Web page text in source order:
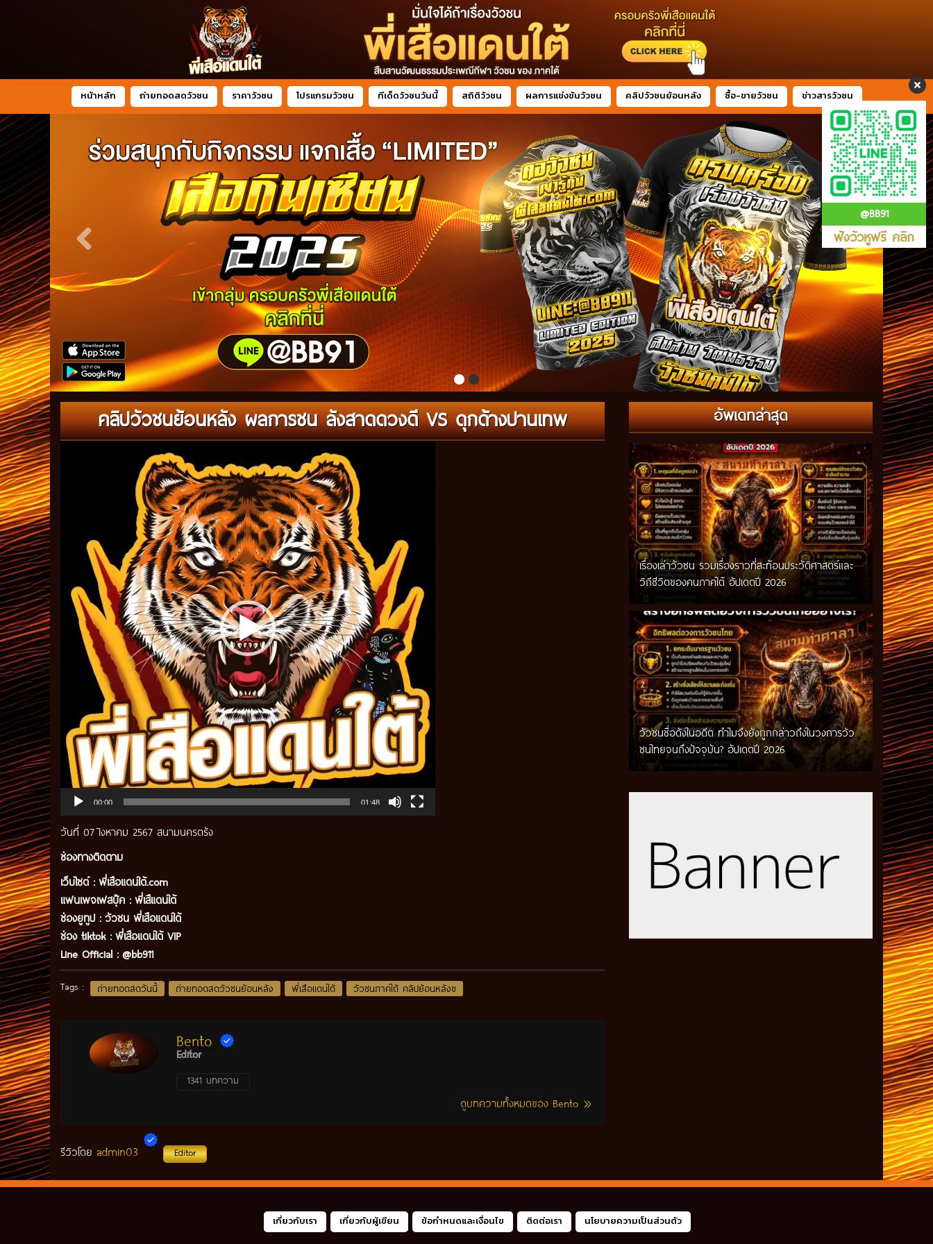
@BB91
ฟังวัวหูฟรี คลิก
หน้าหลัก ถ่ายทอดสดวัวชน ราคาวัวชน โปรแกรมวัวชน ทีเด็ดวัวชนวันนี้ สถิติวัวชน ผลการแข่งขันวัวชน คลิปวัวชนย้อนหลัง ซื้อ-ขายวัวชน ข่าวสารวัวชน
คลิปวัวชนย้อนหลัง ผลการชน ลังสาดดวงดี VS ดุกด้างปานเทพ
00:00 01:48
วันที่ 07 lิงหาคม 2567 สนามนครตรัง
ช่องทางติดตาม
เว็บไซต์ : พี่เสือแดนใต้.com
แฟนเพจเฟสบุ๊ค : พี่เสืแดนใต้
ช่องยูทูป : วัวชน พี่เสือแดนใต้
ช่อง tiktok : พี่เสือแดนใต้ VIP
Line Official : @bb911
Tags : ถ่ายทอดสดวันนี้ ถ่ายทอดสดวัวชนย้อนหลัง พี่เสือแดนใต้ วัวชนภาคใต้ คลิปย้อนหลังฃ
Bento
Editor
1341 บทความ
ดูบทความทั้งหมดของ Bento
รีวิวโดย admin03 Editor
อัพเดทล่าสุด
เรื่องเล่าวัวชน รวมเรื่องราวที่สะท้อนประวัติศาสตร์และ
วิถีชีวิตของคนภาคใต้ อัปเดตปี 2026
วัวชนชื่อดังในอดีต ทำไมจึงยังถูกกล่าวถึงในวงการวัว
ชนไทยจนถึงปัจจุบัน? อัปเดตปี 2026
กติกาวัวชนสมัยก่อน วิถีการแข่งขันดั้งเดิมที่สืบทอด
ผ่านภูมิปัญญาท้องถิ่น อัปเดตปี 2026
เกี่ยวกับเรา เกี่ยวกับผู้เขียน ข้อกำหนดและเงื่อนไข ติดต่อเรา นโยบายความเป็นส่วนตัว